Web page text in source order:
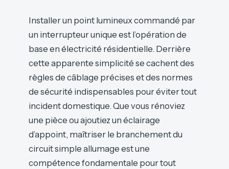
Installer un point lumineux commandé par
un interrupteur unique est l’opération de
base en électricité résidentielle. Derrière
cette apparente simplicité se cachent des
règles de câblage précises et des normes
de sécurité indispensables pour éviter tout
incident domestique. Que vous rénoviez
une pièce ou ajoutiez un éclairage
d’appoint, maîtriser le branchement du
circuit simple allumage est une
compétence fondamentale pour tout